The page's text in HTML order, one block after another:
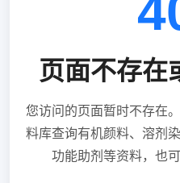
页面不存在
您访问的页面暂时不存在
料库查询有机颜料、溶剂
功能助剂等资料，也